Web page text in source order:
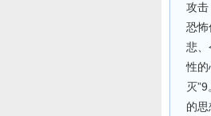
攻击
恐怖
悲、
性的
灭
的